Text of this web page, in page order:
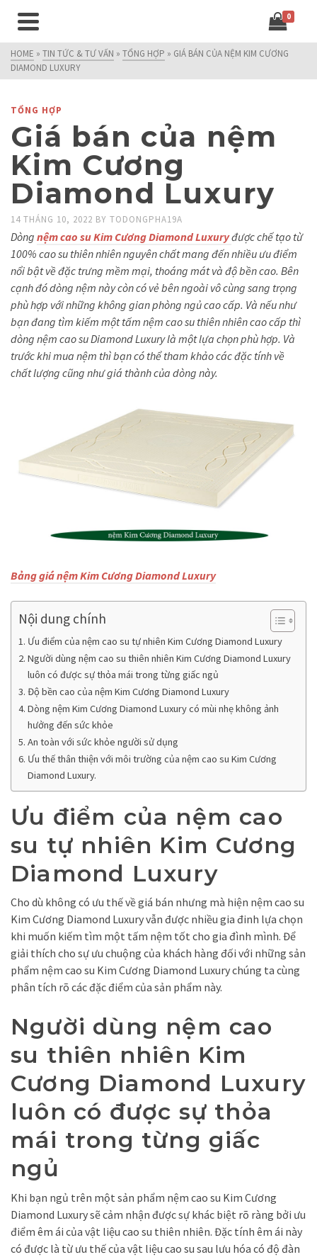
0
HOME » TIN TỨC & TƯ VẤN » TỔNG HỢP » GIÁ BÁN CỦA NỆM KIM CƯƠNG
DIAMOND LUXURY
TỔNG HỢP
Giá bán của nệm
Kim Cương
Diamond Luxury
14 THÁNG 10, 2022 BY TODONGPHA19A
Dòng nệm cao su Kim Cương Diamond Luxuryđược chế tạo từ
100% cao su thiên nhiên nguyên chất mang đến nhiều ưu điểm
nổi bật về đặc trưng mềm mại, thoáng mát và độ bền cao. Bên
cạnh đó dòng nệm này còn có vẻ bên ngoài vô cùng sang trọng
phù hợp với những không gian phòng ngủ cao cấp. Và nếu như
bạn đang tìm kiếm một tấm nệm cao su thiên nhiên cao cấp thì
dòng nệm cao su Diamond Luxury là một lựa chọn phù hợp. Và
trước khi mua nệm thì bạn có thể tham khảo các đặc tính về
chất lượng cũng như giá thành của dòng này.
Bảng giá nệm Kim Cương Diamond Luxury
Nội dung chính
Ưu điểm của nệm cao su tự nhiên Kim Cương Diamond Luxury
Người dùng nệm cao su thiên nhiên Kim Cương Diamond Luxury
luôn có được sự thỏa mái trong từng giấc ngủ
Độ bền cao của nệm Kim Cương Diamond Luxury
Dòng nệm Kim Cương Diamond Luxury có mùi nhẹ không ảnh
hưởng đến sức khỏe
An toàn với sức khỏe người sử dụng
Ưu thế thân thiện với môi trường của nệm cao su Kim Cương
Diamond Luxury.
Ưu điểm của nệm cao
su tự nhiên Kim Cương
Diamond Luxury
Cho dù không có ưu thế về giá bán nhưng mà hiện nệm cao su
Kim Cương Diamond Luxury vẫn được nhiều gia đinh lựa chọn
khi muốn kiếm tìm một tấm nệm tốt cho gia đình mình. Để
giải thích cho sự ưu chuộng của khách hàng đối với những sản
phẩm nệm cao su Kim Cương Diamond Luxury chúng ta cùng
phân tích rõ các đặc điểm của sản phẩm này.
Người dùng nệm cao
su thiên nhiên Kim
Cương Diamond Luxury
luôn có được sự thỏa
mái trong từng giấc
ngủ
Khi bạn ngủ trên một sản phẩm nệm cao su Kim Cương
Diamond Luxury sẽ cảm nhận được sự khác biệt rõ ràng bởi ưu
điểm êm ái của vật liệu cao su thiên nhiên. Đặc tính êm ái này
có được là từ ưu thế của vật liệu cao su sau lưu hóa có độ đàn